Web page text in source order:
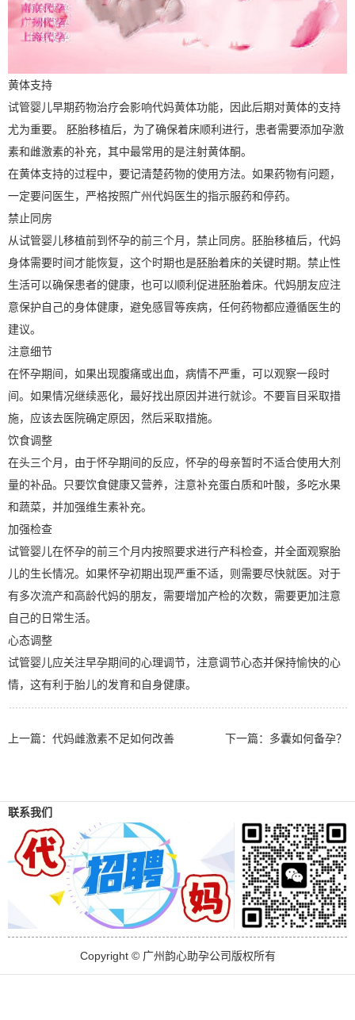
黄体支持
试管婴儿早期药物治疗会影响代妈黄体功能，因此后期对黄体的支持
尤为重要。 胚胎移植后，为了确保着床顺利进行，患者需要添加孕激
素和雌激素的补充，其中最常用的是注射黄体酮。
在黄体支持的过程中，要记清楚药物的使用方法。如果药物有问题，
一定要问医生，严格按照广州代妈医生的指示服药和停药。
禁止同房
从试管婴儿移植前到怀孕的前三个月，禁止同房。胚胎移植后，代妈
身体需要时间才能恢复，这个时期也是胚胎着床的关键时期。禁止性
生活可以确保患者的健康，也可以顺利促进胚胎着床。代妈朋友应注
意保护自己的身体健康，避免感冒等疾病，任何药物都应遵循医生的
建议。
注意细节
在怀孕期间，如果出现腹痛或出血，病情不严重，可以观察一段时
间。如果情况继续恶化，最好找出原因并进行就诊。不要盲目采取措
施，应该去医院确定原因，然后采取措施。
饮食调整
在头三个月，由于怀孕期间的反应，怀孕的母亲暂时不适合使用大剂
量的补品。只要饮食健康又营养，注意补充蛋白质和叶酸，多吃水果
和蔬菜，并加强维生素补充。
加强检查
试管婴儿在怀孕的前三个月内按照要求进行产科检查，并全面观察胎
儿的生长情况。如果怀孕初期出现严重不适，则需要尽快就医。对于
有多次流产和高龄代妈的朋友，需要增加产检的次数，需要更加注意
自己的日常生活。
心态调整
试管婴儿应关注早孕期间的心理调节，注意调节心态并保持愉快的心
情，这有利于胎儿的发育和自身健康。
上一篇： 代妈雌激素不足如何改善 下一篇： 多囊如何备孕？
联系我们
Copyright © 广州韵心助孕公司版权所有